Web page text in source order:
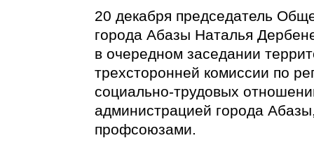
20 декабря председатель
города Абазы Наталья
в очередном заседании
трехсторонней комиссии по
социально-трудовых
администрацией города
профсоюзами.